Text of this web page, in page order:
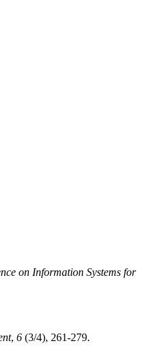
on Information Systems for
, 6 (3/4), 261-279.